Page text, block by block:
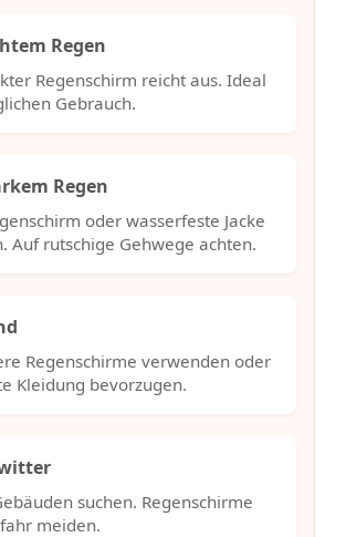
Regen
Regenschirm reicht aus. Ideal
Gebrauch.
Regen
oder wasserfeste Jacke
Auf rutschige Gehwege achten.
Regenschirme verwenden oder
Kleidung bevorzugen.
suchen. Regenschirme
meiden.